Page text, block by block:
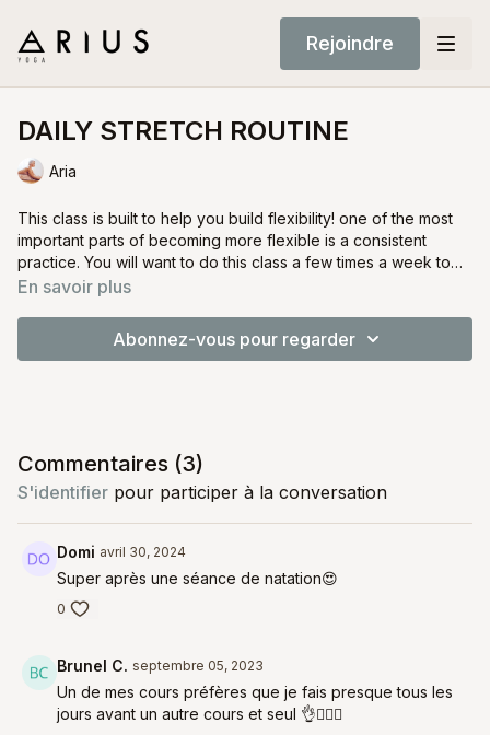
Rejoindre
DAILY STRETCH ROUTINE
Aria
This class is built to help you build flexibility! one of the most
important parts of becoming more flexible is a consistent
practice. You will want to do this class a few times a week to
build and maintain flexibility.
En savoir plus
Abonnez-vous pour regarder
Commentaires (3)
S'identifier pour participer à la conversation
Domi avril 30, 2024
Super après une séance de natation😍
0
Brunel C. septembre 05, 2023
Un de mes cours préfères que je fais presque tous les
jours avant un autre cours et seul 👌🧘🏼‍♀️